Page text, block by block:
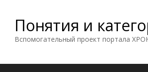
Понятия и
Вспомогательный проект портала